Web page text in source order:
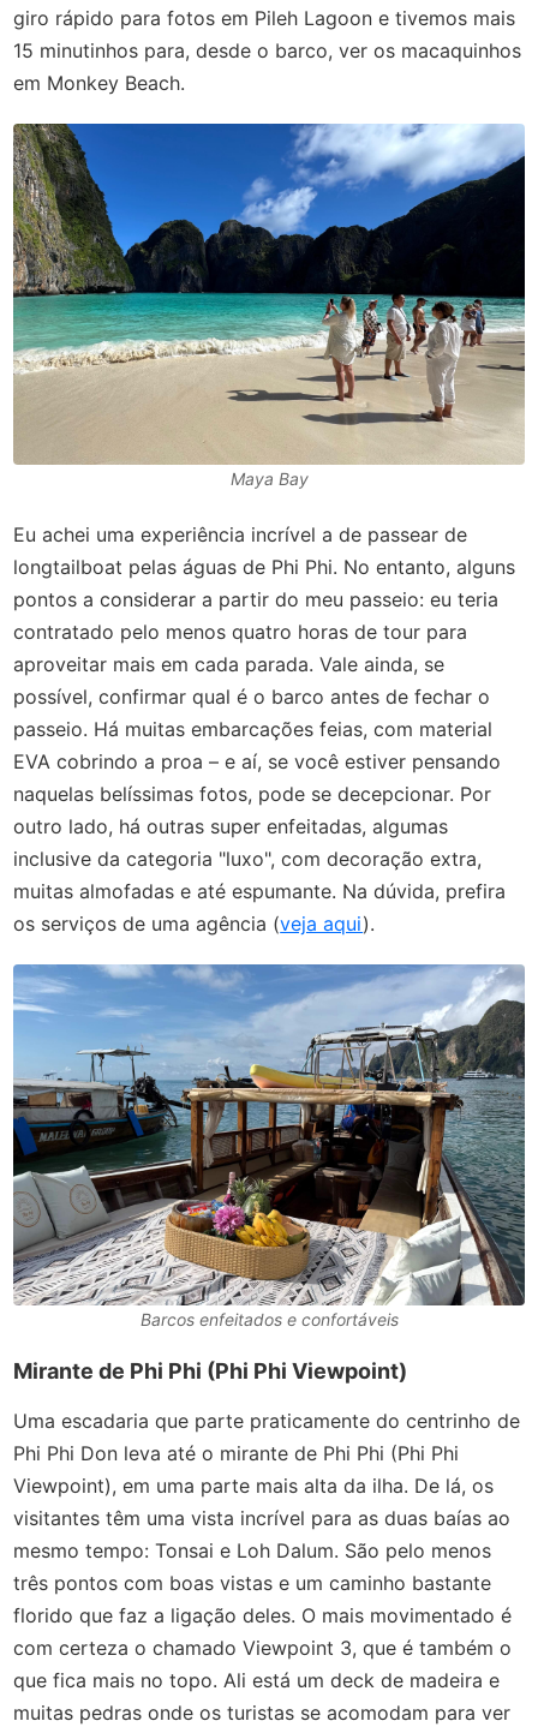
giro rápido para fotos em Pileh Lagoon e tivemos mais
15 minutinhos para, desde o barco, ver os macaquinhos
em Monkey Beach.
Maya Bay
Eu achei uma experiência incrível a de passear de
longtailboat pelas águas de Phi Phi. No entanto, alguns
pontos a considerar a partir do meu passeio: eu teria
contratado pelo menos quatro horas de tour para
aproveitar mais em cada parada. Vale ainda, se
possível, confirmar qual é o barco antes de fechar o
passeio. Há muitas embarcações feias, com material
EVA cobrindo a proa – e aí, se você estiver pensando
naquelas belíssimas fotos, pode se decepcionar. Por
outro lado, há outras super enfeitadas, algumas
inclusive da categoria "luxo", com decoração extra,
muitas almofadas e até espumante. Na dúvida, prefira
os serviços de uma agência (veja aqui).
Barcos enfeitados e confortáveis
Mirante de Phi Phi (Phi Phi Viewpoint)
Uma escadaria que parte praticamente do centrinho de
Phi Phi Don leva até o mirante de Phi Phi (Phi Phi
Viewpoint), em uma parte mais alta da ilha. De lá, os
visitantes têm uma vista incrível para as duas baías ao
mesmo tempo: Tonsai e Loh Dalum. São pelo menos
três pontos com boas vistas e um caminho bastante
florido que faz a ligação deles. O mais movimentado é
com certeza o chamado Viewpoint 3, que é também o
que fica mais no topo. Ali está um deck de madeira e
muitas pedras onde os turistas se acomodam para ver